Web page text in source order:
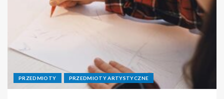
PRZEDMIOTY PRZEDMIOTY ARTYSTYCZNE